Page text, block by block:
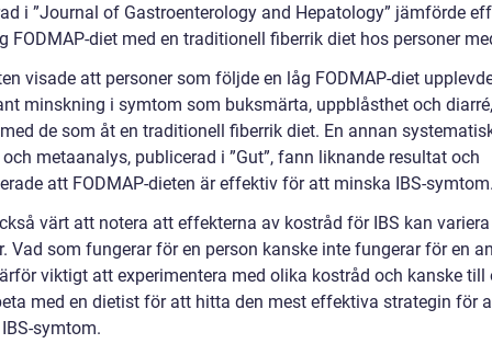
i ”Journal of Gastroenterology and Hepatology” jämförde
FODMAP-diet med en traditionell fiberrik diet hos personer
visade att personer som följde en låg FODMAP-diet
minskning i symtom som buksmärta, uppblåsthet och diarré,
de som åt en traditionell fiberrik diet. En annan
metaanalys, publicerad i ”Gut”, fann liknande resultat och
att FODMAP-dieten är effektiv för att minska IBS-
värt att notera att effekterna av kostråd för IBS kan
Vad som fungerar för en person kanske inte fungerar för en
viktigt att experimentera med olika kostråd och kanske till
med en dietist för att hitta den mest effektiva strategin för
symtom.